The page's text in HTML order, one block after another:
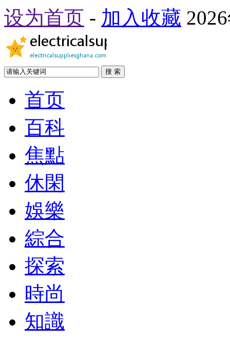
设为首页 - 加入收藏
搜 索
首页
百科
焦點
休閑
娛樂
綜合
探索
時尚
知識